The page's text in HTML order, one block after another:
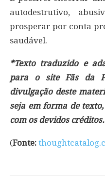
autodestrutivo,
prosperar por conta
saudável.
*Texto traduzido e
para o site Fãs da
divulgação deste
seja em forma de
com os devidos créditos.
(Fonte: